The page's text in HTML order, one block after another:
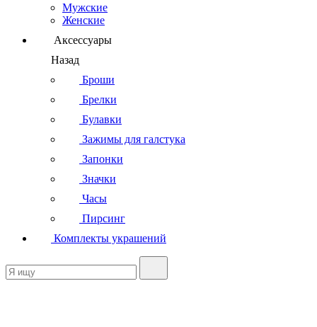
Мужские
Женские
Аксессуары
Назад
Броши
Брелки
Булавки
Зажимы для галстука
Запонки
Значки
Часы
Пирсинг
Комплекты украшений